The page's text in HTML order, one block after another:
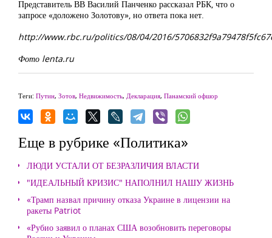
Представитель ВВ Василий Панченко рассказал РБК, что о
запросе «доложено Золотову», но ответа пока нет.
http://www.rbc.ru/politics/08/04/2016/
Фото lenta.ru
Теги: Путин, Зотов, Недвижимость, Декларация, Панамский офшор
Еще в рубрике «Политика»
ЛЮДИ УСТАЛИ ОТ БЕЗРАЗЛИЧИЯ ВЛАСТИ
"ИДЕАЛЬНЫЙ КРИЗИС" НАПОЛНИЛ НАШУ ЖИЗНЬ
«Трамп назвал причину отказа Украине в лицензии на
ракеты Patriot
«Рубио заявил о планах США возобновить переговоры